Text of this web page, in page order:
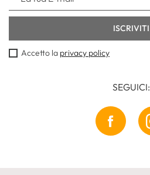
Accetto la privacy policy
SEGUICI: